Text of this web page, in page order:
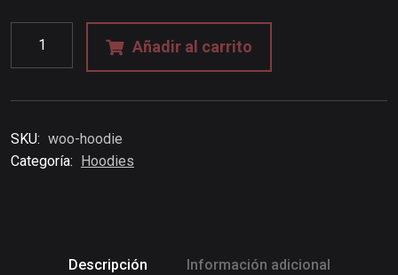
Añadir al carrito
SKU: woo-hoodie
Categoría: Hoodies
Descripción Información adicional